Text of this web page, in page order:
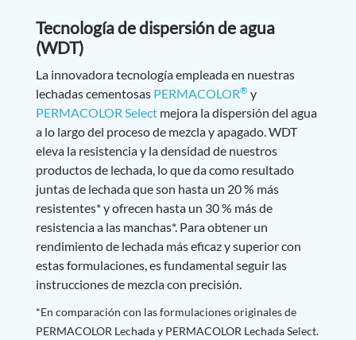
Tecnología de dispersión de agua
(WDT)
La innovadora tecnología empleada en nuestras
lechadas cementosas PERMACOLOR® y
PERMACOLOR Selectmejora la dispersión del agua
a lo largo del proceso de mezcla y apagado. WDT
eleva la resistencia y la densidad de nuestros
productos de lechada, lo que da como resultado
juntas de lechada que son hasta un 20 % más
resistentes* y ofrecen hasta un 30 % más de
resistencia a las manchas*. Para obtener un
rendimiento de lechada más eficaz y superior con
estas formulaciones, es fundamental seguir las
instrucciones de mezcla con precisión.
*En comparación con las formulaciones originales de
PERMACOLOR Lechada y PERMACOLOR Lechada Select.